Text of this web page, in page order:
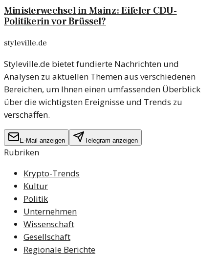
Ministerwechsel in Mainz: Eifeler CDU-
Politikerin vor Brüssel?
styleville.de
Styleville.de bietet fundierte Nachrichten und
Analysen zu aktuellen Themen aus verschiedenen
Bereichen, um Ihnen einen umfassenden Überblick
über die wichtigsten Ereignisse und Trends zu
verschaffen.
E-Mail anzeigen Telegram anzeigen
Rubriken
Krypto-Trends
Kultur
Politik
Unternehmen
Wissenschaft
Gesellschaft
Regionale Berichte